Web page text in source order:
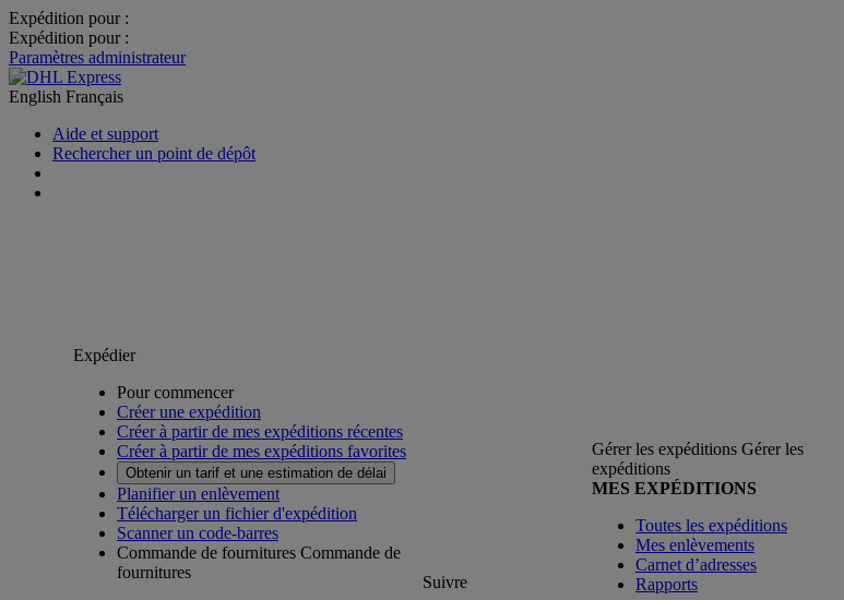
Expédition pour :
Expédition pour :
Paramètres administrateur
English Français
Aide et support
Rechercher un point de dépôt
Expédier
Pour commencer
Créer une expédition
Créer à partir de mes expéditions récentes
Créer à partir de mes expéditions favorites
Obtenir un tarif et une estimation de délai
Planifier un enlèvement
Télécharger un fichier d'expédition
Scanner un code-barres
Commande de fournitures Commande de
fournitures
Suivre
Gérer les expéditions Gérer les
expéditions
MES EXPÉDITIONS
Toutes les expéditions
Mes enlèvements
Carnet d’adresses
Rapports